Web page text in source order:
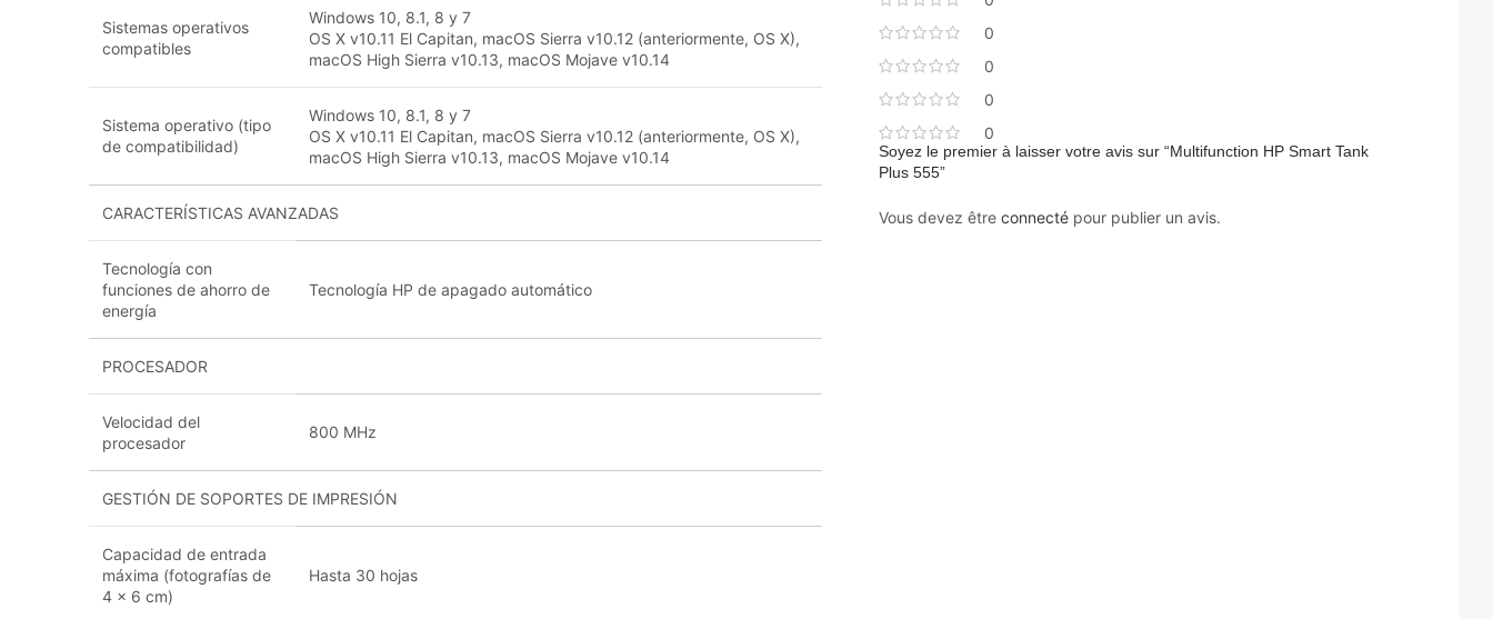
Sistemas operativos
compatibles
Windows 10, 8.1, 8 y 7
OS X v10.11 El Capitan, macOS Sierra v10.12 (anteriormente, OS X),
macOS High Sierra v10.13, macOS Mojave v10.14
Sistema operativo (tipo
de compatibilidad)
Windows 10, 8.1, 8 y 7
OS X v10.11 El Capitan, macOS Sierra v10.12 (anteriormente, OS X),
macOS High Sierra v10.13, macOS Mojave v10.14
CARACTERÍSTICAS AVANZADAS
Tecnología con
funciones de ahorro de
energía
Tecnología HP de apagado automático
PROCESADOR
Velocidad del
procesador
800 MHz
GESTIÓN DE SOPORTES DE IMPRESIÓN
Capacidad de entrada
máxima (fotografías de
4 x 6 cm)
Hasta 30 hojas
0
0
0
0
Soyez le premier à laisser votre avis sur “Multifunction HP Smart Tank
Plus 555”
Vous devez être connectépour publier un avis.